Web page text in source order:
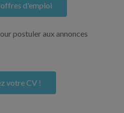
d'emploi
postuler aux annonces
votre CV !